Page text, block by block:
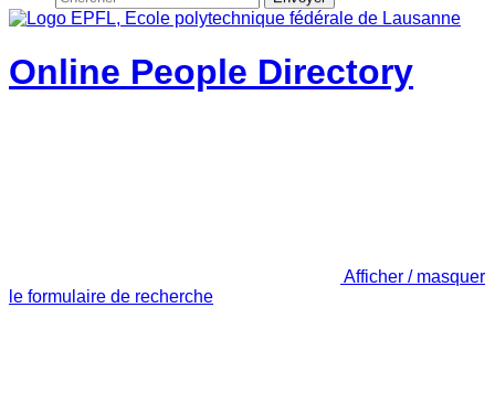
Online People Directory
Afficher / masquer
le formulaire de recherche